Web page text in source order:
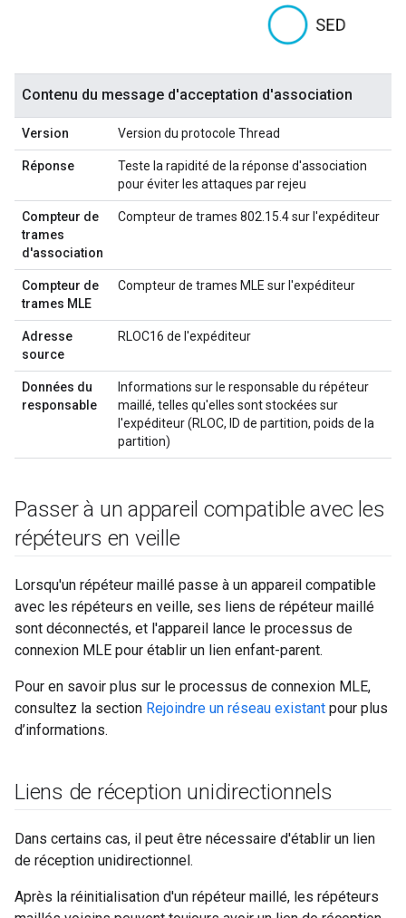
Contenu du message d'acceptation d'association
Version Version du protocole Thread
Réponse
Teste la rapidité de la réponse d'association
pour éviter les attaques par rejeu
Compteur de
trames
d'association
Compteur de trames 802.15.4 sur l'expéditeur
Compteur de
trames MLE
Compteur de trames MLE sur l'expéditeur
Adresse
source
RLOC16 de l'expéditeur
Données du
responsable
Informations sur le responsable du répéteur
maillé, telles qu'elles sont stockées sur
l'expéditeur (RLOC, ID de partition, poids de la
partition)
Passer à un appareil compatible avec les
répéteurs en veille
Lorsqu'un répéteur maillé passe à un appareil compatible
avec les répéteurs en veille, ses liens de répéteur maillé
sont déconnectés, et l'appareil lance le processus de
connexion MLE pour établir un lien enfant-parent.
Pour en savoir plus sur le processus de connexion MLE,
consultez la section Rejoindre un réseau existant pour plus
d’informations.
Liens de réception unidirectionnels
Dans certains cas, il peut être nécessaire d'établir un lien
de réception unidirectionnel.
Après la réinitialisation d'un répéteur maillé, les répéteurs